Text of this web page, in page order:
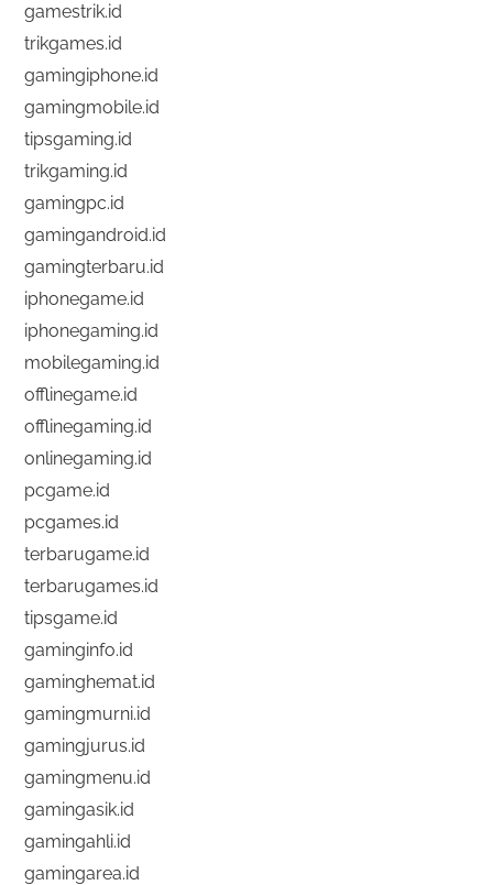
gamestrik.id
trikgames.id
gamingiphone.id
gamingmobile.id
tipsgaming.id
trikgaming.id
gamingpc.id
gamingandroid.id
gamingterbaru.id
iphonegame.id
iphonegaming.id
mobilegaming.id
offlinegame.id
offlinegaming.id
onlinegaming.id
pcgame.id
pcgames.id
terbarugame.id
terbarugames.id
tipsgame.id
gaminginfo.id
gaminghemat.id
gamingmurni.id
gamingjurus.id
gamingmenu.id
gamingasik.id
gamingahli.id
gamingarea.id